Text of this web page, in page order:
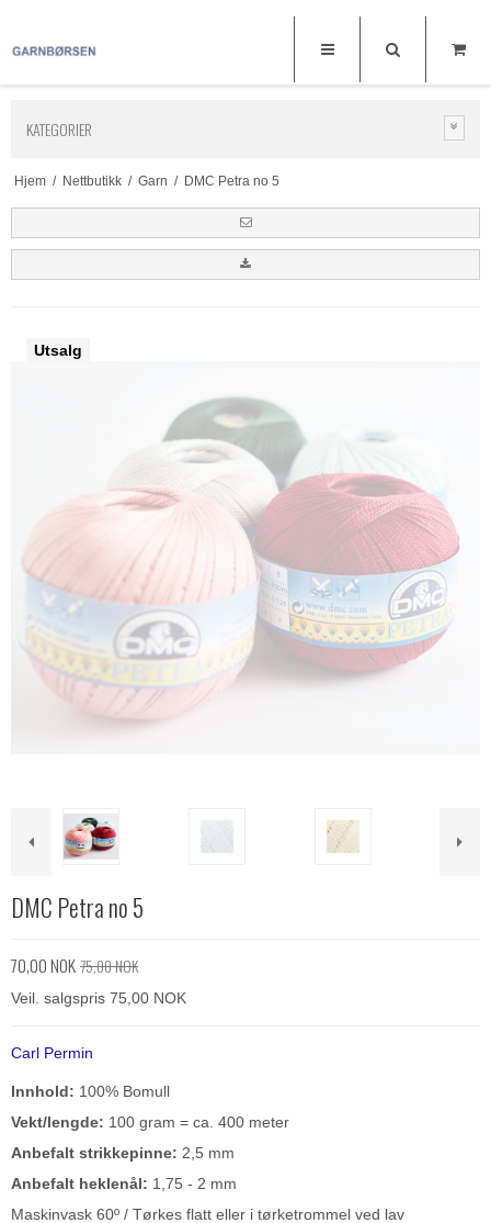
KATEGORIER
Hjem / Nettbutikk / Garn / DMC Petra no 5
Utsalg
DMC Petra no 5
70,00 NOK75,00 NOK
Veil. salgspris 75,00 NOK
Carl Permin
Innhold: 100% Bomull
Vekt/lengde: 100 gram = ca. 400 meter
Anbefalt strikkepinne: 2,5 mm
Anbefalt heklenål: 1,75 - 2 mm
Maskinvask 60º / Tørkes flatt eller i tørketrommel ved lav